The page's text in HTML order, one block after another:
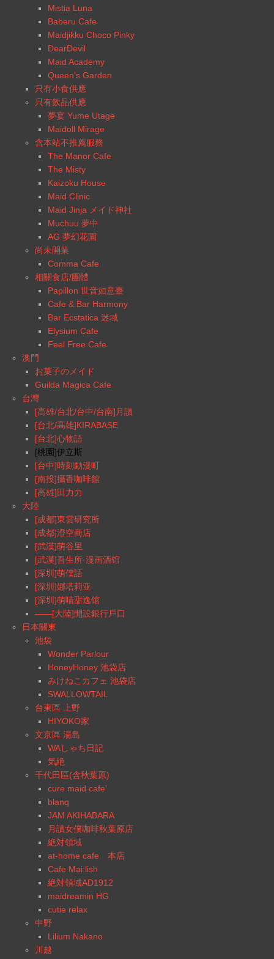
Mistia Luna
Baberu Cafe
Maidjikku Choco Pinky
DearDevil
Maid Academy
Queen’s Garden
只有小食供應
只有飲品供應
夢宴 Yume Utage
Maidoll Mirage
含本站不推薦服務
The Manor Cafe
The Misty
Kaizoku House
Maid Clinic
Maid Jinja メイド神社
Muchuu 夢中
AG 夢幻花園
尚未開業
Comma Cafe
相關食店/團體
Papillon 世音如意臺
Cafe & Bar Harmony
Bar Ecstatica 迷域
Elysium Cafe
Feel Free Cafe
澳門
お菓子のメイド
Guilda Magica Cafe
台灣
[高雄/台北/台中/台南]月讀
[台北/高雄]KIRABASE
[台北]心物語
[桃園]伊立斯
[台中]時刻動漫町
[南投]攝香咖啡館
[高雄]田力力
大陸
[成都]東雲研究所
[成都]澄空商店
[武漢]萌谷里
[武漢]吾生所·漫画酒馆
[深圳]萌僕語
[深圳]娜塔莉亚
[深圳]萌喵甜逸馆
——[大陸]開設銀行戶口
日本關東
池袋
Wonder Parlour
HoneyHoney 池袋店
みけねこカフェ 池袋店
SWALLOWTAIL
台東區 上野
HIYOKO家
文京區 湯島
WAしゃち日記
気絶
千代田區(含秋葉原)
cure maid cafe’
blanq
JAM AKIHABARA
月讀女僕咖啡秋葉原店
絶対領域
at-home cafe 本店
Cafe Mai:lish
絶対領域AD1912
maidreamin HG
cutie relax
中野
Lilium Nakano
川越